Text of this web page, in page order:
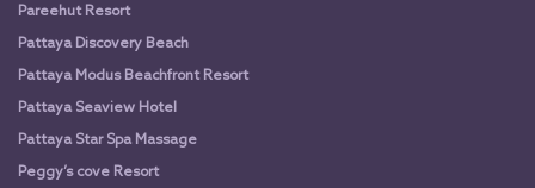
Pareehut Resort
Pattaya Discovery Beach
Pattaya Modus Beachfront Resort
Pattaya Seaview Hotel
Pattaya Star Spa Massage
Peggy’s cove Resort